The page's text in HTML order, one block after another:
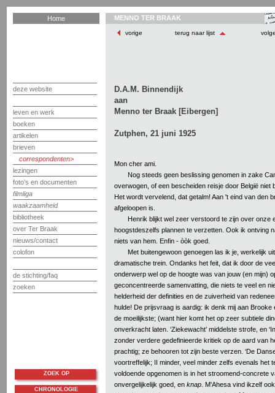
Home
deze website
leven en werk
boeken
artikelen
brieven
correspondenten
lezingen
foto's en documenten
filmliga
waakzaamheid
bibliotheek
over Ter Braak
nieuws/contact
colofon
de stichting/faq
zoeken
MENNO TER BRAAK
vorige terug naar lijst
D.A.M. Binnendijk
aan
Menno ter Braak [Eibergen]
Zutphen, 21 juni 1925
Mon cher ami.
Nog steeds geen beslissing genomen in zake
overwogen, of een bescheiden reisje door België niet
Het wordt vervelend, dat getalm! Aan 't eind van den
afgeloopen is.
Henrik blijkt wel zeer verstoord te zijn over onze
hoogstdeszelfs plannen te verzetten. Ook ik ontving
niets van hem. Enfin - òòk goed.
Met buitengewoon genoegen las ik je, werkelijk
dramatische trein. Ondanks het feit, dat ik door de
onderwerp wel op de hoogte was van jouw (en mijn)
geconcentreerde samenvatting, die niets te veel en
helderheid der definities en de zuiverheid van
hulde! De prijsvraag is aardig: ik denk mij aan
de moeilijkste; (want hier komt het op zeer subtiele
onverkracht laten. ‘Ziekewacht’ middelste strofe, en
zonder verdere gedefinieerde kritiek op de aard van
prachtig; ze behooren tot zijn beste verzen. ‘De
voortreffelijk; II minder, veel minder zelfs evenals het
voldoende opgenomen is in het stroomend-concrete
onvergelijkelijk goed, en knap . M'Ahesa vind ikzelf
ZOEK OP
CHRONOLOGIE